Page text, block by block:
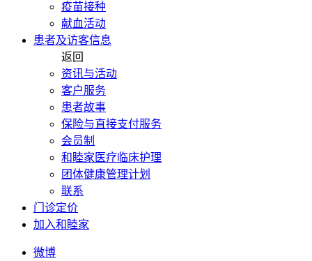
疫苗接种
献血活动
患者及访客信息
返回
资讯与活动
客户服务
患者故事
保险与直接支付服务
会员制
和睦家医疗临床护理
团体健康管理计划
联系
门诊定价
加入和睦家
微博